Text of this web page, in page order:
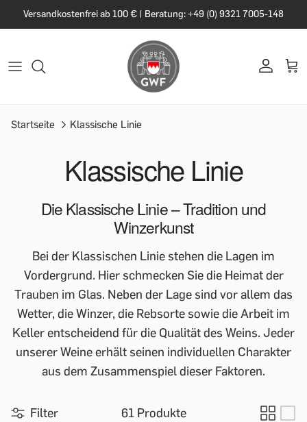
Versandkostenfrei ab 100 € | Beratung: +49 (0) 9321 7005-148
Startseite Klassische Linie
Klassische Linie
Die Klassische Linie – Tradition und
Winzerkunst
Bei der Klassischen Linie stehen die Lagen im
Vordergrund. Hier schmecken Sie die Heimat der
Trauben im Glas. Neben der Lage sind vor allem das
Wetter, die Winzer, die Rebsorte sowie die Arbeit im
Keller entscheidend für die Qualität des Weins. Jeder
unserer Weine erhält seinen individuellen Charakter
aus dem Zusammenspiel dieser Faktoren.
Filter 61 Produkte